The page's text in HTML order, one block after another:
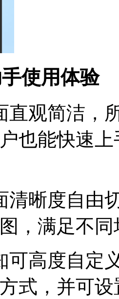
使用体验
直观简洁，
也能快速
清晰度自由
，满足不
可高度自定
式，并可